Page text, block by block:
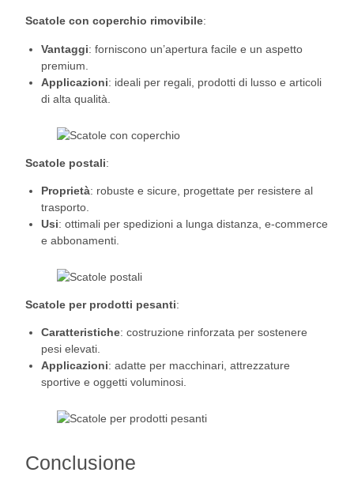
Scatole con coperchio rimovibile:
Vantaggi: forniscono un’apertura facile e un aspetto
premium.
Applicazioni: ideali per regali, prodotti di lusso e articoli
di alta qualità.
Scatole postali:
Proprietà: robuste e sicure, progettate per resistere al
trasporto.
Usi: ottimali per spedizioni a lunga distanza, e-commerce
e abbonamenti.
Scatole per prodotti pesanti:
Caratteristiche: costruzione rinforzata per sostenere
pesi elevati.
Applicazioni: adatte per macchinari, attrezzature
sportive e oggetti voluminosi.
Conclusione